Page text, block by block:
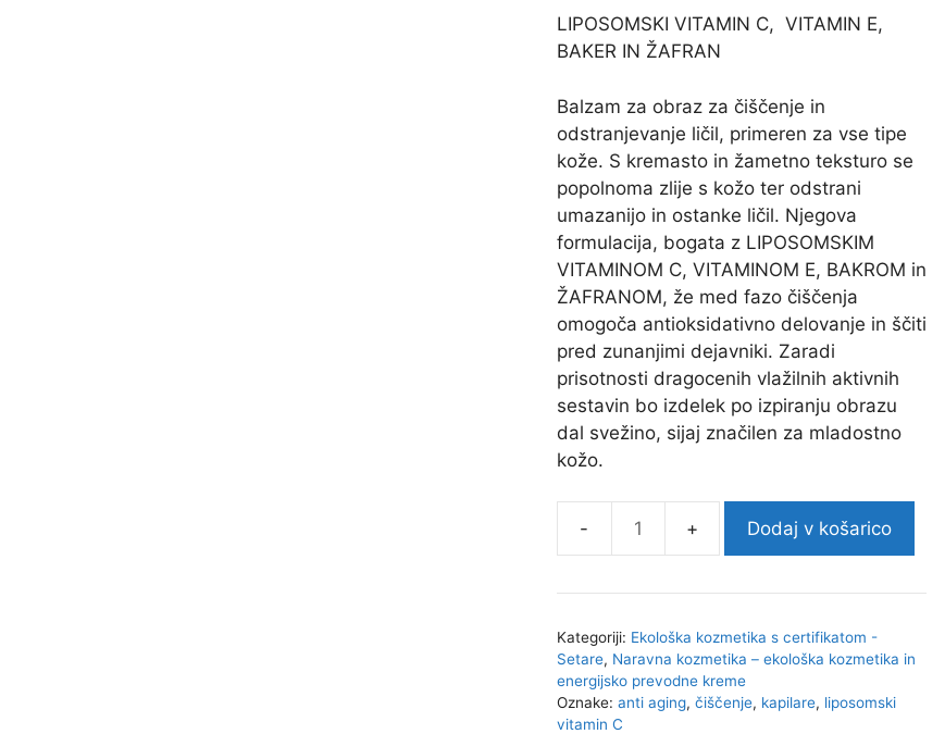
LIPOSOMSKI VITAMIN C, VITAMIN E,
BAKER IN ŽAFRAN
Balzam za obraz za čiščenje in
odstranjevanje ličil, primeren za vse tipe
kože. S kremasto in žametno teksturo se
popolnoma zlije s kožo ter odstrani
umazanijo in ostanke ličil. Njegova
formulacija, bogata z LIPOSOMSKIM
VITAMINOM C, VITAMINOM E, BAKROM in
ŽAFRANOM, že med fazo čiščenja
omogoča antioksidativno delovanje in ščiti
pred zunanjimi dejavniki. Zaradi
prisotnosti dragocenih vlažilnih aktivnih
sestavin bo izdelek po izpiranju obrazu
dal svežino, sijaj značilen za mladostno
kožo.
Dodaj v košarico
Kategoriji: Ekološka kozmetika s certifikatom -
Setare, Naravna kozmetika – ekološka kozmetika in
energijsko prevodne kreme
Oznake: anti aging, čiščenje, kapilare, liposomski
vitamin C